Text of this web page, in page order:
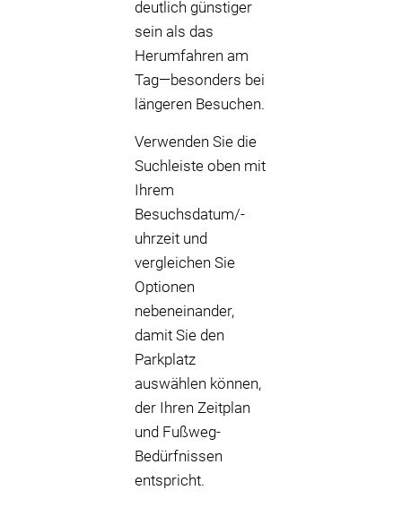
deutlich günstiger
sein als das
Herumfahren am
Tag—besonders bei
längeren Besuchen.
Verwenden Sie die
Suchleiste oben mit
Ihrem
Besuchsdatum/-
uhrzeit und
vergleichen Sie
Optionen
nebeneinander,
damit Sie den
Parkplatz
auswählen können,
der Ihren Zeitplan
und Fußweg-
Bedürfnissen
entspricht.